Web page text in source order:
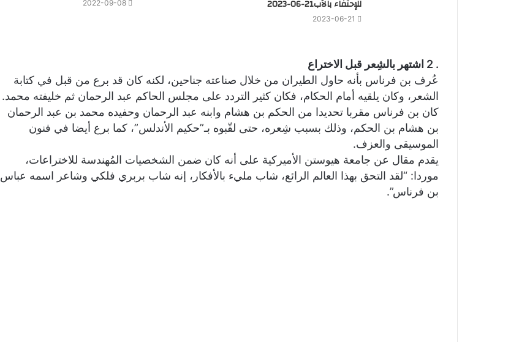
للإحتفاء بالأب21-06-2023
2023-06-21
2022-09-08
. 2 اشتهر بالشِعر قبل الاختراع
عُرف بن فرناس بأنه حاول الطيران من خلال صناعته جناحين، لكنه كان قد برع من قبل في كتابة
الشعر، وكان يلقيه أمام الحكام، فكان كثير التردد على مجلس الحاكم عبد الرحمان ثم خليفته محمد.
​​كان بن فرناس مقربا تحديدا من الحكم بن هشام وابنه عبد الرحمان وحفيده محمد بن عبد الرحمان
بن هشام بن الحكم، وذلك بسبب شِعره، حتى لقّبوه بـ”حكيم الأندلس”، كما برع أيضا في فنون
الموسيقى والعزف.
يقدم مقال عن جامعة هيوستن الأميركية على أنه كان ضمن الشخصيات المُهندسة للاختراعات،
موردا: “لقد التحق بهذا العالم الرائع، شاب مليء بالأفكار، إنه شاب بربري فلكي وشاعر اسمه عباس
بن فرناس”.